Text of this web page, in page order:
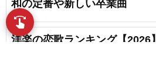
和の定番や新しい卒業曲
洋楽の恋歌ランキング【2026】
swipe 指先で音楽をブラウズ